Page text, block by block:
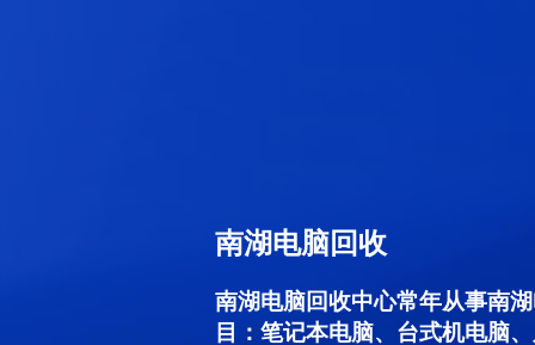
南湖电脑回收
南湖电脑回收中心常年从事南
目：笔记本电脑、台式机电脑